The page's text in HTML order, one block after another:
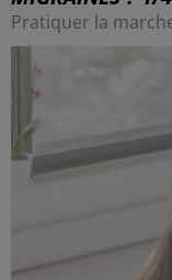
Pratiquer la